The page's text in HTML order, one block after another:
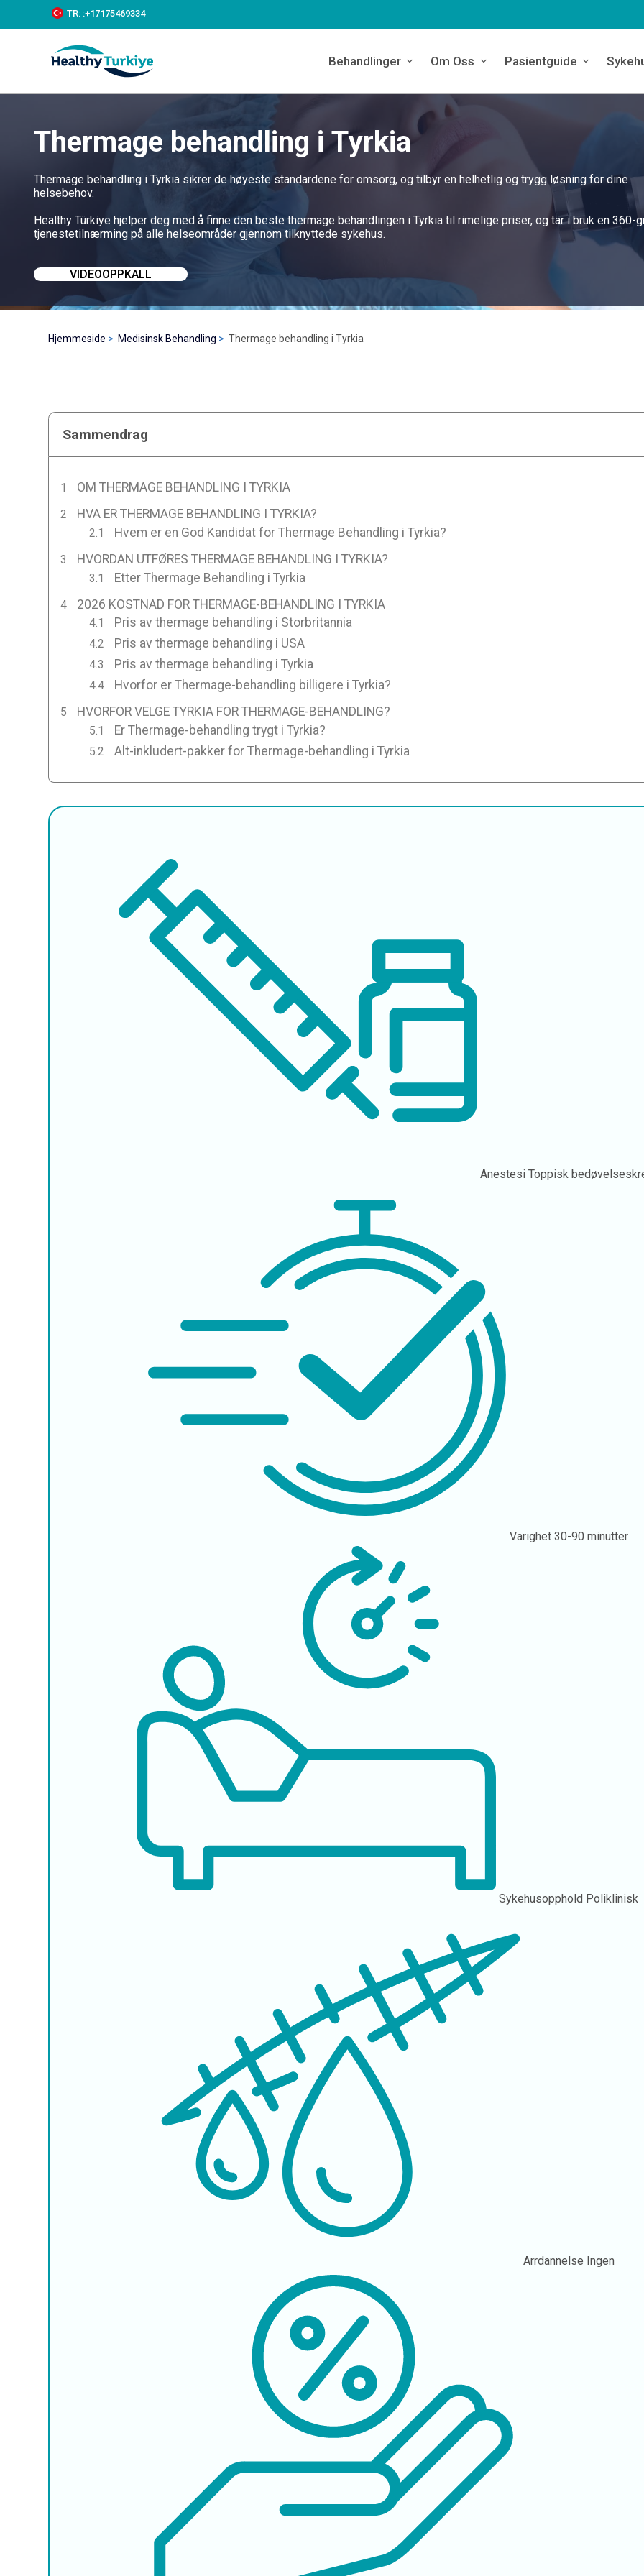
k
c
TR: :+‪17175469334‬
Behandlinger Om Oss Pasientguide
Thermage behandling i Tyrkia
Thermage behandling i Tyrkia sikrer de høyeste standardene for omsorg, og tilbyr en helhetlig og trygg løsning for dine
helsebehov.
Healthy Türkiye hjelper deg med å finne den beste thermage behandlingen i Tyrkia til rimelige priser, og tar i bruk en 360-
tjenestetilnærming på alle helseområder gjennom tilknyttede sykehus.
VIDEOOPPKALL
Hjemmeside Medisinsk Behandling Thermage behandling i Tyrkia
Sammendrag
OM THERMAGE BEHANDLING I TYRKIA
HVA ER THERMAGE BEHANDLING I TYRKIA?
Hvem er en God Kandidat for Thermage Behandling i Tyrkia?
HVORDAN UTFØRES THERMAGE BEHANDLING I TYRKIA?
Etter Thermage Behandling i Tyrkia
2026 KOSTNAD FOR THERMAGE-BEHANDLING I TYRKIA
Pris av thermage behandling i Storbritannia
Pris av thermage behandling i USA
Pris av thermage behandling i Tyrkia
Hvorfor er Thermage-behandling billigere i Tyrkia?
HVORFOR VELGE TYRKIA FOR THERMAGE-BEHANDLING?
Er Thermage-behandling trygt i Tyrkia?
Alt-inkludert-pakker for Thermage-behandling i Tyrkia
AnestesiToppisk
Varighet 30-90 minutter
Sykehusopphold Poliklinisk
Arrdannelse Ingen